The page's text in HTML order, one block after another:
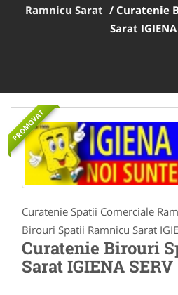
Ramnicu Sarat / Curatenie
Sarat IGIENA
PROMOVAT
Curatenie Spatii Comerciale
Birouri Spatii Ramnicu Sarat
Curatenie Birouri
Sarat IGIENA SERV